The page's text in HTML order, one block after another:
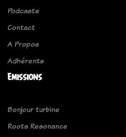
Podcasts
Contact
A Propos
Adhérents
Emissions
Bonjour turbine
Roots Resonance